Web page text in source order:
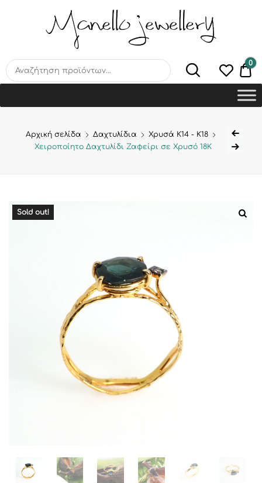
HANDMADE JEWELLERY
LAB
0
Αρχική σελίδα Δαχτυλίδια
Χρυσά Κ14 - Κ18
Χειροποίητο Δαχτυλίδι Ζαφείρι σε Χρυσό 18Κ
Sold out!